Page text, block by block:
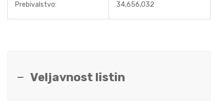
Prebivalstvo: 34,656,032
Veljavnost listin